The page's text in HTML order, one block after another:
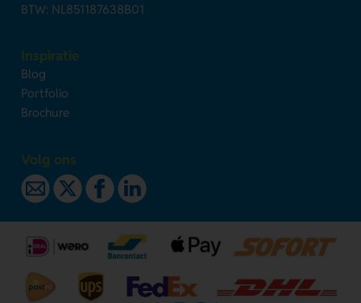
BTW: NL851187638B01
Inspiratie
Blog
Portfolio
Brochure
Volg ons